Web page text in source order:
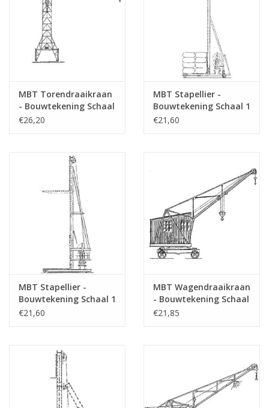
Aantal bladen A2
Aantal bladen A3
Aantal bladen A4
tekening
Aantal bladen A4 tekst
0
Bijzonderheden
MBT Torendraaikraan
- Bouwtekening Schaal
1 : 50 (30.09.001)
€26,20
MBT Stapellier -
Bouwtekening Schaal 1
: 20 (30.09.002)
€21,60
MBT Stapellier -
Bouwtekening Schaal 1
: 20 (30.09.003)
€21,60
MBT Wagendraaikraan
- Bouwtekening Schaal
1 : 20 (30.09.004)
€21,85